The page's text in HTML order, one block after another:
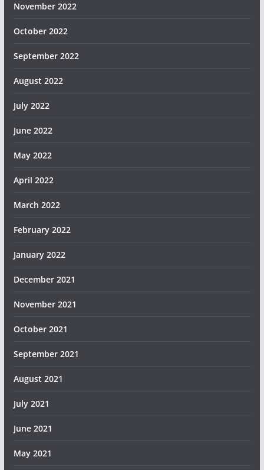
November 2022
October 2022
September 2022
August 2022
July 2022
June 2022
May 2022
April 2022
March 2022
February 2022
January 2022
December 2021
November 2021
October 2021
September 2021
August 2021
July 2021
June 2021
May 2021